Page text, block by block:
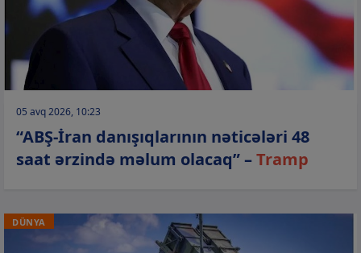
05 avq 2026, 10:23
“ABŞ-İran danışıqlarının nəticələri 48
saat ərzində məlum olacaq” –Tramp
DÜNYA